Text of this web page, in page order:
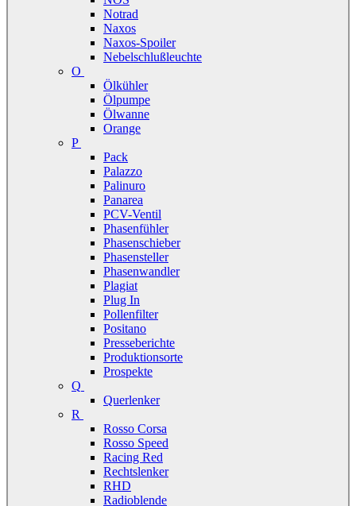
Notrad
Naxos
Naxos-Spoiler
Nebelschlußleuchte
O
Ölkühler
Ölpumpe
Ölwanne
Orange
P
Pack
Palazzo
Palinuro
Panarea
PCV-Ventil
Phasenfühler
Phasenschieber
Phasensteller
Phasenwandler
Plagiat
Plug In
Pollenfilter
Positano
Presseberichte
Produktionsorte
Prospekte
Q
Querlenker
R
Rosso Corsa
Rosso Speed
Racing Red
Rechtslenker
RHD
Radioblende